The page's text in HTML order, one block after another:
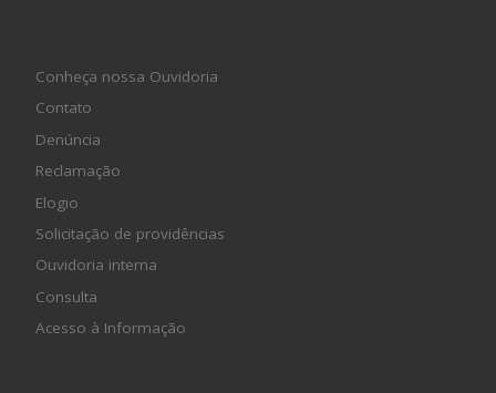
Conheça nossa Ouvidoria
Contato
Denúncia
Reclamação
Elogio
Solicitação de providências
Ouvidoria interna
Consulta
Acesso à Informação